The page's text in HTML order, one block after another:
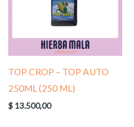
TOP CROP – TOP AUTO
250ML (250 ML)
$ 13.500,00